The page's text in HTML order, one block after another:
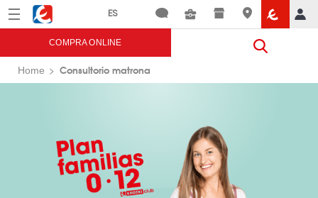
Menú Eroski
COMPRA ONLINE
Home Consultorio matrona